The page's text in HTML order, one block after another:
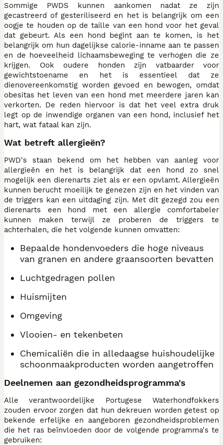
Sommige PWDS kunnen aankomen nadat ze zijn
gecastreerd of gesteriliseerd en het is belangrijk om een
oogje te houden op de taille van een hond voor het geval
dat gebeurt. Als een hond begint aan te komen, is het
belangrijk om hun dagelijkse calorie-inname aan te passen
en de hoeveelheid lichaamsbeweging te verhogen die ze
krijgen. Ook oudere honden zijn vatbaarder voor
gewichtstoename en het is essentieel dat ze
dienovereenkomstig worden gevoed en bewogen, omdat
obesitas het leven van een hond met meerdere jaren kan
verkorten. De reden hiervoor is dat het veel extra druk
legt op de inwendige organen van een hond, inclusief het
hart, wat fataal kan zijn.
Wat betreft allergieën?
PWD's staan bekend om het hebben van aanleg voor
allergieën en het is belangrijk dat een hond zo snel
mogelijk een dierenarts ziet als er een opvlamt. Allergieën
kunnen berucht moeilijk te genezen zijn en het vinden van
de triggers kan een uitdaging zijn. Met dit gezegd zou een
dierenarts een hond met een allergie comfortabeler
kunnen maken terwijl ze proberen de triggers te
achterhalen, die het volgende kunnen omvatten:
Bepaalde hondenvoeders die hoge niveaus
van granen en andere graansoorten bevatten
Luchtgedragen pollen
Huismijten
Omgeving
Vlooien- en tekenbeten
Chemicaliën die in alledaagse huishoudelijke
schoonmaakproducten worden aangetroffen
Deelnemen aan gezondheidsprogramma's
Alle verantwoordelijke Portugese Waterhondfokkers
zouden ervoor zorgen dat hun dekreuen worden getest op
bekende erfelijke en aangeboren gezondheidsproblemen
die het ras beïnvloeden door de volgende programma's te
gebruiken: